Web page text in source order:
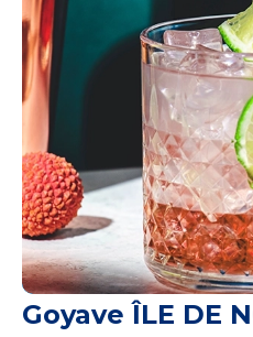
Goyave ÎLE DE